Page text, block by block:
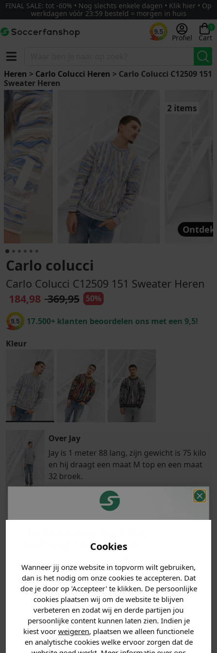
Cookies
Wanneer jij onze website in topvorm wilt gebruiken,
dan is het nodig om onze cookies te accepteren. Dat
doe je door op 'Accepteer' te klikken. De persoonlijke
cookies plaatsen wij om de website te blijven
verbeteren en zodat wij en derde partijen jou
persoonlijke content kunnen laten zien. Indien je
kiest voor weigeren, plaatsen we alleen functionele
en analytische cookies welke ervoor zorgen dat de
FINAL SALE: tot -60% • Nog slechts enkele dagen • Klik hier • Op
werkdagen vóór 23:59 besteld = morgen in huis
9.5
Profiel
0
Cart
Heren > Carlo Colucci Heren > Carlo Colucci C12509 151
Sweater Heren
2 items
Carlo colucci
Carlo Colucci C12509 151 Sweater Heren
184,98 369,95 50%
9.5 17.500+ klanten beoordelen ons met een 9,5!
Kleur
Over Jay
Jay is 1 meter 88 lang, zijn gewicht is 75 kilo
en hij draagt een maat M top en een maat
32 broek.
is morgen in huis!*
PRODUCTINFORMATIE
MATERIAAL & WASVOORSCHRIFT
ANDERE BESTELDEN OOK
korting ontvangen!
Vertel ons waar je naar op
zoek bent en claim direct
jouwkorting.
Heren kleding